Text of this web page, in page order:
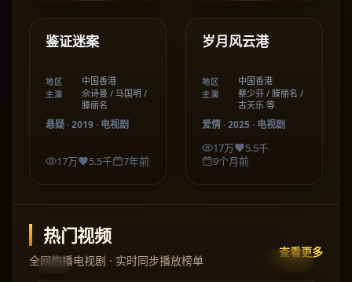
精选
鉴证迷案
地区 中国香港
主演
佘诗曼 / 马国明 /
滕丽名
悬疑·2019· 电视剧
17万 5.5千 7年前
精选
岁月风云港
地区 中国香港
主演
蔡少芬 / 滕丽名 /
古天乐 等
爱情·2025· 电视剧
17万
5.5千
9个月前
热门视频
全网热播电视剧 · 实时同步播放榜单
查看更多
美国 57:43